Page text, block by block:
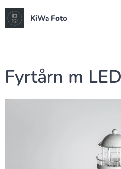
KiWa Foto
Fyrtårn m LED